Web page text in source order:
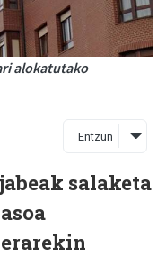
alokatutako
Entzun
salaketa